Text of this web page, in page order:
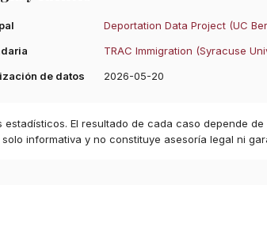
Deportation Data Project (UC
TRAC Immigration (Syracuse
de datos
2026-05-20
estadísticos. El resultado de cada caso depende
informativa y no constituye asesoría legal ni